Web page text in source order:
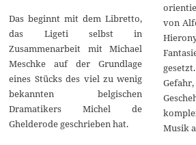
Das beginnt mit dem Libretto,
das Ligeti selbst in
Zusammenarbeit mit Michael
Meschke auf der Grundlage
eines Stücks des viel zu wenig
bekannten belgischen
Dramatikers Michel de
Ghelderode geschrieben hat.
von
Musik